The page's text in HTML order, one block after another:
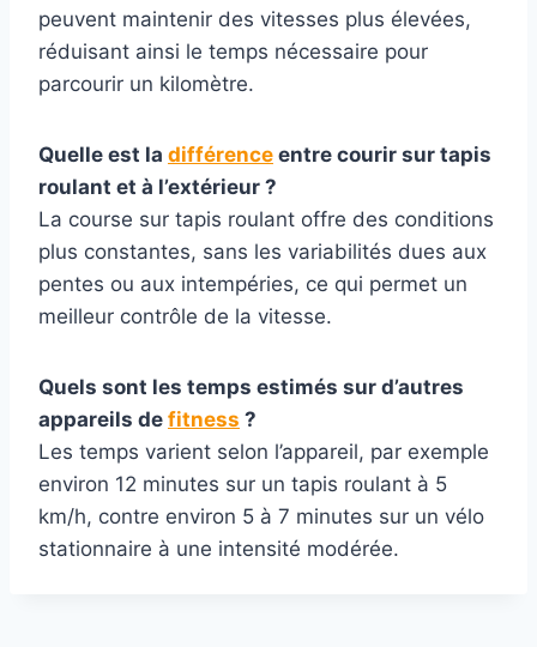
peuvent maintenir des vitesses plus élevées,
réduisant ainsi le temps nécessaire pour
parcourir un kilomètre.
Quelle est la différence entre courir sur tapis
roulant et à l’extérieur ?
La course sur tapis roulant offre des conditions
plus constantes, sans les variabilités dues aux
pentes ou aux intempéries, ce qui permet un
meilleur contrôle de la vitesse.
Quels sont les temps estimés sur d’autres
appareils de fitness ?
Les temps varient selon l’appareil, par exemple
environ 12 minutes sur un tapis roulant à 5
km/h, contre environ 5 à 7 minutes sur un vélo
stationnaire à une intensité modérée.